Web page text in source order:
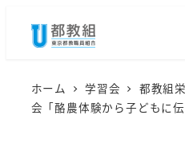
ホーム 学習会
都教組
会「酪農体験から子どもに